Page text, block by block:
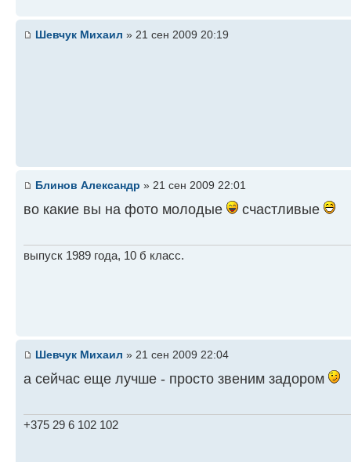
Шевчук Михаил » 21 сен 2009 20:19
Блинов Александр » 21 сен 2009 22:01
во какие вы на фото молодые счастливые
выпуск 1989 года, 10 б класс.
Шевчук Михаил » 21 сен 2009 22:04
а сейчас еще лучше - просто звеним задором
+375 29 6 102 102